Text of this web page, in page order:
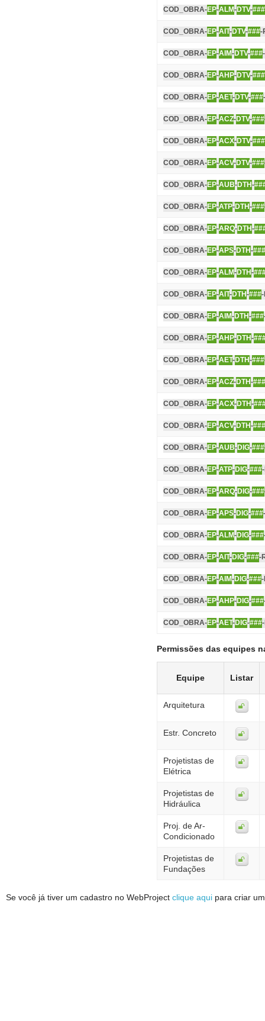
COD_OBRA-EP-ALM-DTV-###
COD_OBRA-EP-AIT-DTV-###-
COD_OBRA-EP-AIM-DTV-###
COD_OBRA-EP-AHP-DTV-###
COD_OBRA-EP-AET-DTV-###
COD_OBRA-EP-ACZ-DTV-###
COD_OBRA-EP-ACX-DTV-###
COD_OBRA-EP-ACV-DTV-###
COD_OBRA-EP-AUB-DTH-
COD_OBRA-EP-ATP-DTH-###
COD_OBRA-EP-ARQ-DTH-
COD_OBRA-EP-APS-DTH-###
COD_OBRA-EP-ALM-DTH-
COD_OBRA-EP-AIT-DTH-###
COD_OBRA-EP-AIM-DTH-###
COD_OBRA-EP-AHP-DTH-
COD_OBRA-EP-AET-DTH-###
COD_OBRA-EP-ACZ-DTH-###
COD_OBRA-EP-ACX-DTH-
COD_OBRA-EP-ACV-DTH-###
COD_OBRA-EP-AUB-DIG-###
COD_OBRA-EP-ATP-DIG-###
COD_OBRA-EP-ARQ-DIG-###
COD_OBRA-EP-APS-DIG-###
COD_OBRA-EP-ALM-DIG-###
COD_OBRA-EP-AIT-DIG-###-
COD_OBRA-EP-AIM-DIG-###
COD_OBRA-EP-AHP-DIG-###
COD_OBRA-EP-AET-DIG-###
Permissões das equipes
Equipe Listar
Arquitetura
Estr. Concreto
Projetistas de
Elétrica
Projetistas de
Hidráulica
Proj. de Ar-
Condicionado
Projetistas de
Fundações
Se você já tiver um cadastro no WebProject clique aqui para criar